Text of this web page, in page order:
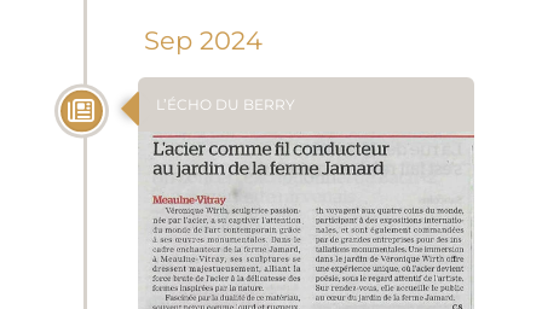
Sep 2024
L’ÉCHO DU BERRY